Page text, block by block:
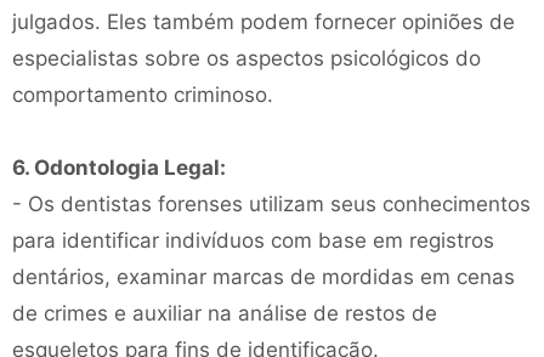
julgados. Eles também podem fornecer opiniões de
especialistas sobre os aspectos psicológicos do
comportamento criminoso.
6. Odontologia Legal:
- Os dentistas forenses utilizam seus conhecimentos
para identificar indivíduos com base em registros
dentários, examinar marcas de mordidas em cenas
de crimes e auxiliar na análise de restos de
esqueletos para fins de identificação.